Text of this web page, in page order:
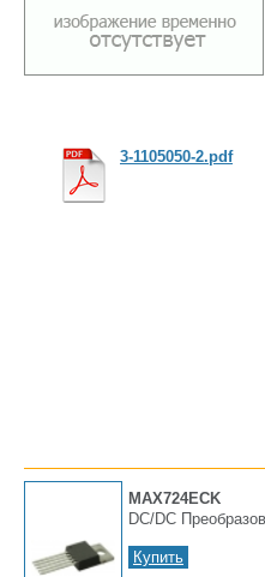
3-1105050-2.pdf
MAX724ECK
DC/DC
Купить